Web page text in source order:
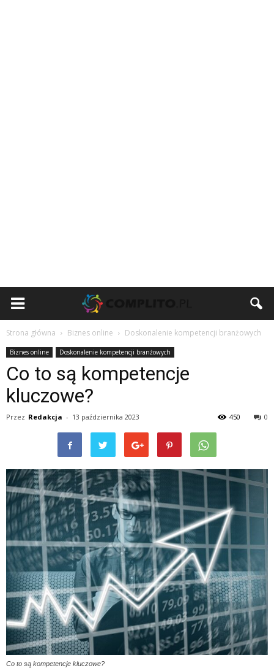
Strona główna Biznes online Doskonalenie kompetencji branżowych
Biznes online Doskonalenie kompetencji branżowych
Co to są kompetencje
kluczowe?
Przez Redakcja - 13 października 2023 0
450
Co to są kompetencje kluczowe?